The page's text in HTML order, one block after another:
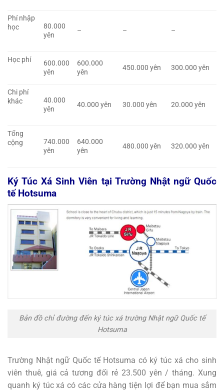
Phí nhập
học
80.000
yên
– – –
Học phí
600.000
yên
600.000
yên
450.000 yên 300.000 yên
Chi phí
khác
40.000
yên
40.000 yên 30.000 yên 20.000 yên
Tổng
cộng
740.000
yên
640.000
yên
480.000 yên 320.000 yên
Ký Túc Xá Sinh Viên tại Trường Nhật ngữ Quốc
tế Hotsuma
Bản đồ chỉ đường đến ký túc xá trường Nhật ngữ Quốc tế
Hotsuma
Trường Nhật ngữ Quốc tế Hotsuma có ký túc xá cho sinh
viên thuê, giá cả tương đối rẻ 23.500 yên / tháng. Xung
quanh ký túc xá có các cửa hàng tiện lợi để bạn mua sắm